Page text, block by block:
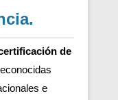
.
de
e